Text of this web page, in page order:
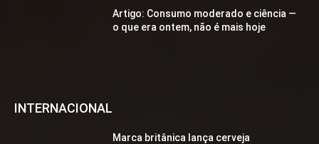
Artigo: Consumo moderado e ciência —
o que era ontem, não é mais hoje
INTERNACIONAL
Marca britânica lança cerveja